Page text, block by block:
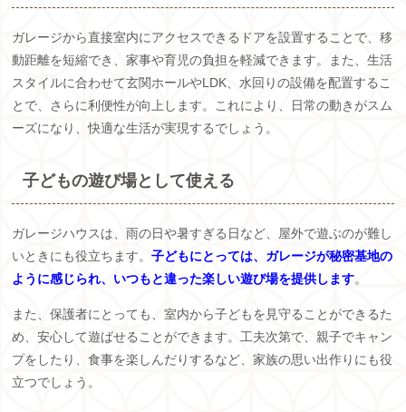
ガレージから直接室内にアクセスできるドアを設置することで、移
動距離を短縮でき、家事や育児の負担を軽減できます。また、生活
スタイルに合わせて玄関ホールやLDK、水回りの設備を配置するこ
とで、さらに利便性が向上します。これにより、日常の動きがスム
ーズになり、快適な生活が実現するでしょう。
子どもの遊び場として使える
ガレージハウスは、雨の日や暑すぎる日など、屋外で遊ぶのが難し
いときにも役立ちます。子どもにとっては、ガレージが秘密基地の
ように感じられ、いつもと違った楽しい遊び場を提供します。
また、保護者にとっても、室内から子どもを見守ることができるた
め、安心して遊ばせることができます。工夫次第で、親子でキャン
プをしたり、食事を楽しんだりするなど、家族の思い出作りにも役
立つでしょう。